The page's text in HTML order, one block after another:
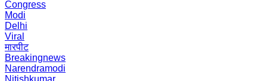
Congress
Modi
Delhi
Viral
मारपीट
Breakingnews
Narendramodi
Nitishkumar